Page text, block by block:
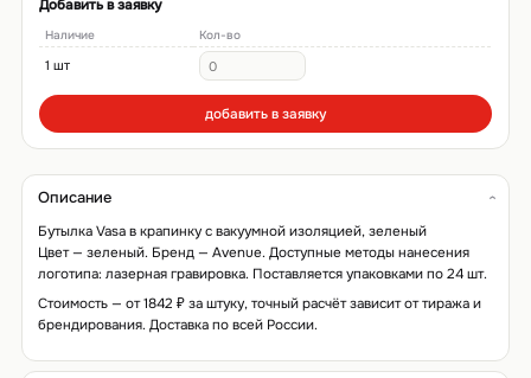
Добавить в заявку
Наличие Кол-во
1 шт
добавить в заявку
Описание
Бутылка Vasa в крапинку с вакуумной изоляцией, зеленый
Цвет — зеленый. Бренд — Avenue. Доступные методы нанесения
логотипа: лазерная гравировка. Поставляется упаковками по 24 шт.
Стоимость — от 1842 ₽ за штуку, точный расчёт зависит от тиража и
брендирования. Доставка по всей России.